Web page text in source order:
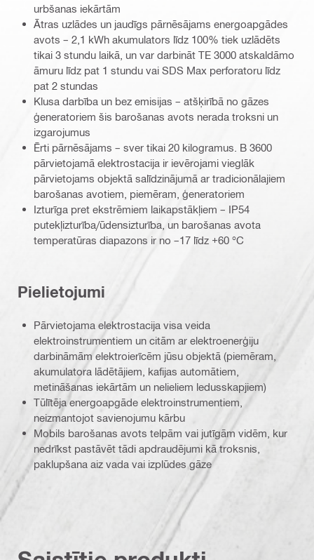
urbšanas iekārtām
Ātras uzlādes un jaudīgs pārnēsājams energoapgādes
avots – 2,1 kWh akumulators līdz 100% tiek uzlādēts
tikai 3 stundu laikā, un var darbināt TE 3000 atskaldāmo
āmuru līdz pat 1 stundu vai SDS Max perforatoru līdz
pat 2 stundas
Klusa darbība un bez emisijas – atšķirībā no gāzes
ģeneratoriem šis barošanas avots nerada troksni un
izgarojumus
Ērti pārnēsājams – sver tikai 20 kilogramus. B 3600
pārvietojamā elektrostacija ir ievērojami vieglāk
pārvietojams objektā salīdzinājumā ar tradicionālajiem
barošanas avotiem, piemēram, ģeneratoriem
Izturīga pret ekstrēmiem laikapstākļiem – IP54
putekļizturība/ūdensizturība, un barošanas avota
temperatūras diapazons ir no –17 līdz +60 °C
Pielietojumi
Pārvietojama elektrostacija visa veida
elektroinstrumentiem un citām ar elektroenerģiju
darbināmām elektroierīcēm jūsu objektā (piemēram,
akumulatora lādētājiem, kafijas automātiem,
metināšanas iekārtām un nelieliem ledusskapjiem)
Tūlītēja energoapgāde elektroinstrumentiem,
neizmantojot savienojumu kārbu
Mobils barošanas avots telpām vai jutīgām vidēm, kur
nedrīkst pastāvēt tādi apdraudējumi kā troksnis,
paklupšana aiz vada vai izplūdes gāze